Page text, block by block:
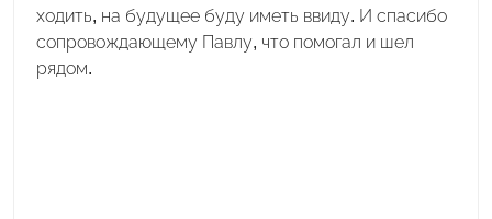
ходить, на будущее буду иметь ввиду. И спасибо
сопровождающему Павлу, что помогал и шел
рядом.